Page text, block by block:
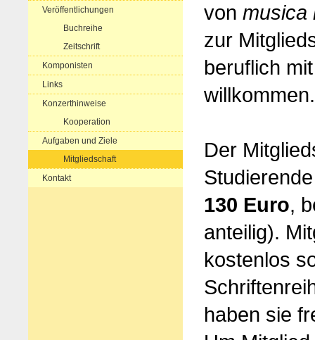
Veröffentlichungen
Buchreihe
Zeitschrift
Komponisten
Links
Konzerthinweise
Kooperation
Aufgaben und Ziele
Mitgliedschaft
Kontakt
von musica
zur
beruflich
willkommen.
Der
130 Euro,
anteilig).
kostenlos
haben sie